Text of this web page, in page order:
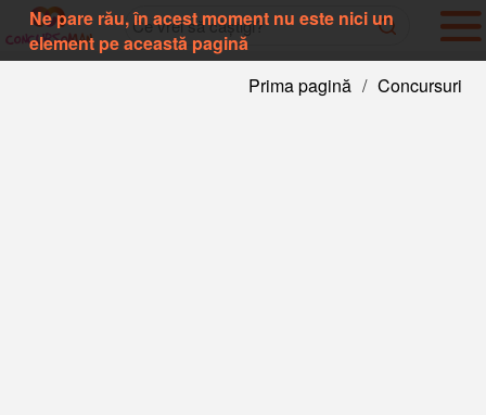
Prima pagină / Concursuri
Ne pare rău, în acest moment nu este nici un
element pe această pagină